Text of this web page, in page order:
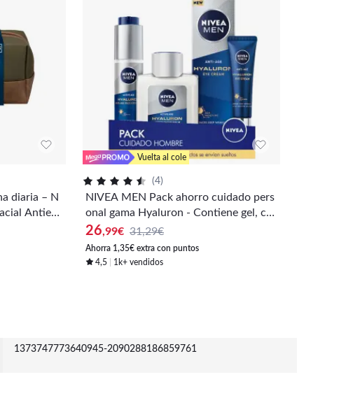
diaria – N
Antieda
- Solución
Vuelta al cole
(4)
NIVEA MEN Pack ahorro cuidado pers
onal gama Hyaluron - Contiene gel, co
ntorno de ojos y affershave
26,99€ 31,29€
Ahorra 1,35€ extra con puntos
4,5
1k+ vendidos
1373747773640945-2090288186859761